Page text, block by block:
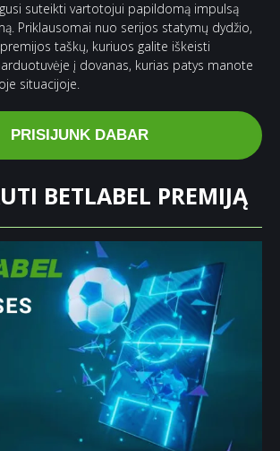
suteikti vartotojui papildomą impulsą
Priklausomai nuo serijos statymų dydžio,
taškų, kuriuos galite iškeisti
į dovanas, kurias patys manote
situacijoje.
PRISIJUNK DABAR
BETLABEL PREMIJĄ